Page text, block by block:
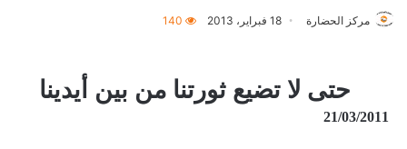
مركز الحضارة 18 فبراير، 2013 140
حتى لا تضيع ثورتنا من بين أيدينا
21/03/2011